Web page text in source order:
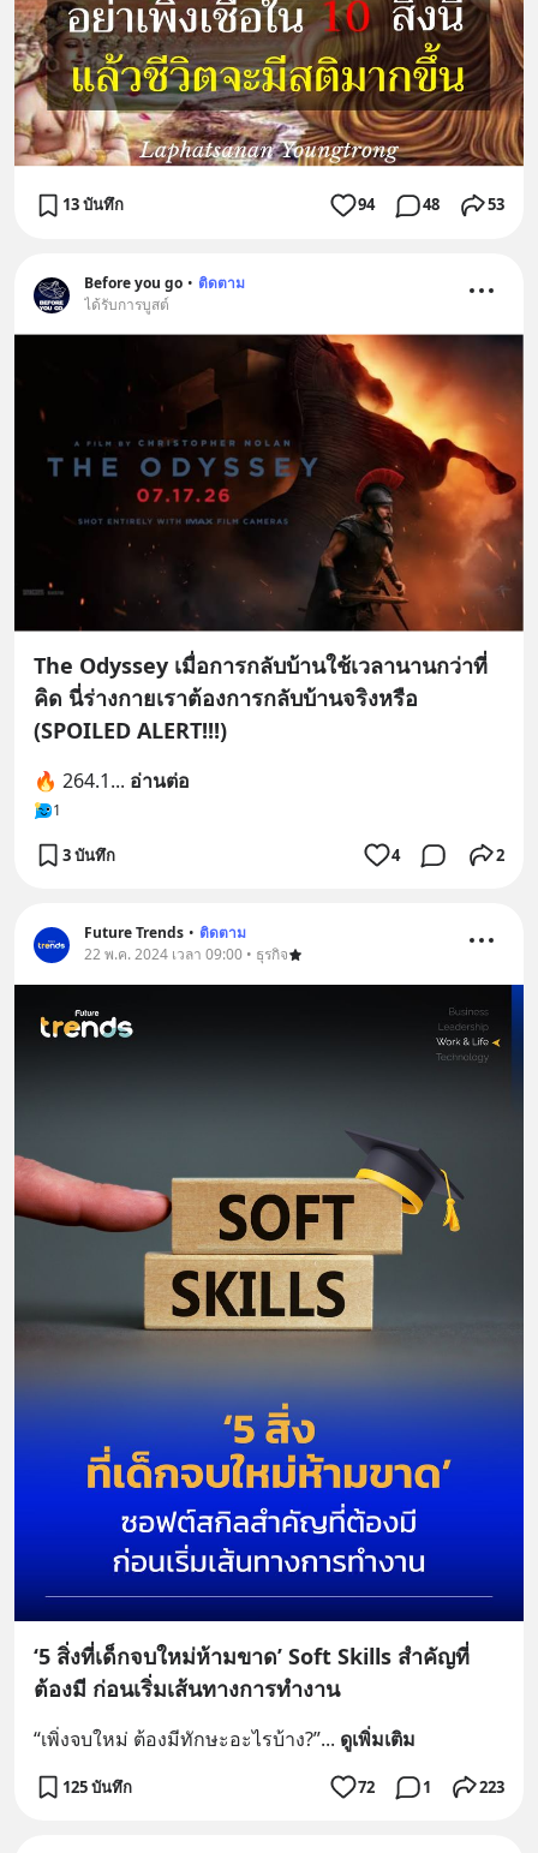
13 บันทึก 94 48 53
Before you go • ติดตาม
ได้รับการบูสต์
The Odyssey เมื่อการกลับบ้านใช้เวลานานกว่าที่
คิด นี่ร่างกายเราต้องการกลับบ้านจริงหรือ
(SPOILED ALERT!!!)
🔥 264.1... อ่านต่อ
1
3 บันทึก 4 2
Future Trends • ติดตาม
22 พ.ค. 2024 เวลา 09:00 • ธุรกิจ
‘5 สิ่งที่เด็กจบใหม่ห้ามขาด’ Soft Skills สำคัญที่
ต้องมี ก่อนเริ่มเส้นทางการทำงาน
“เพิ่งจบใหม่ ต้องมีทักษะอะไรบ้าง?”... ดูเพิ่มเติม
125 บันทึก 72 1 223